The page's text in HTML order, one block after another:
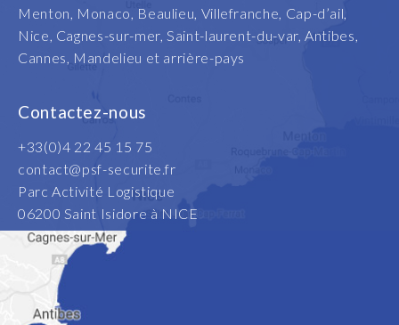
Menton, Monaco, Beaulieu, Villefranche, Cap-d’ail,
Nice, Cagnes-sur-mer, Saint-laurent-du-var, Antibes,
Cannes, Mandelieu et arrière-pays
Contactez-nous
+33(0)4 22 45 15 75
contact@psf-securite.fr
Parc Activité Logistique
06200 Saint Isidore à NICE